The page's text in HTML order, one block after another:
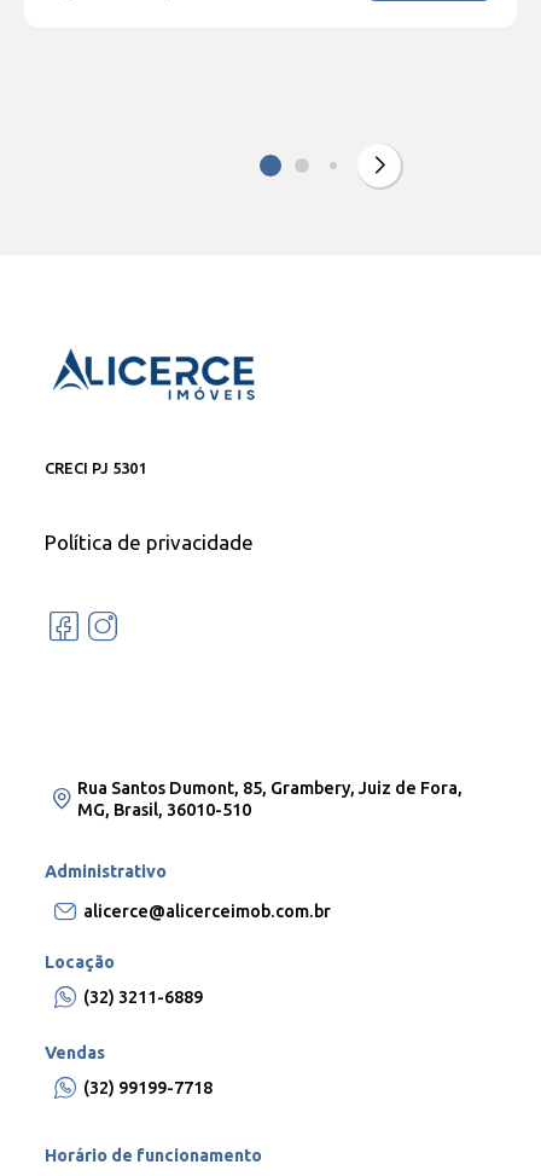
CRECI PJ 5301
Política de privacidade
Rua Santos Dumont, 85, Grambery, Juiz de Fora,
MG, Brasil, 36010-510
Administrativo
alicerce@alicerceimob.com.br
Locação
(32) 3211-6889
Vendas
(32) 99199-7718
Horário de funcionamento